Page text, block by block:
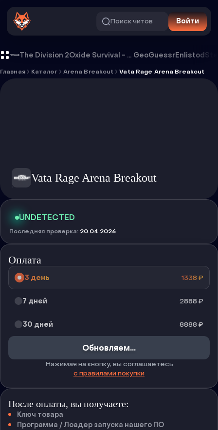
Поиск читов Войти
The Division 2 Oxide Survival - Rust Mobile GeoGuessrEnlistod
Главная Каталог Arena Breakout Vata Rage Arena Breakout
Vata Rage Arena Breakout
UNDETECTED
Последняя проверка: 20.04.2026
Оплата
3 день 1338 ₽
7 дней 2888 ₽
30 дней 8888 ₽
Обновляем...
Нажимая на кнопку, вы соглашаетесь
с правилами покупки
После оплаты, вы получаете:
Ключ товара
Программа / Лоадер запуска нашего ПО